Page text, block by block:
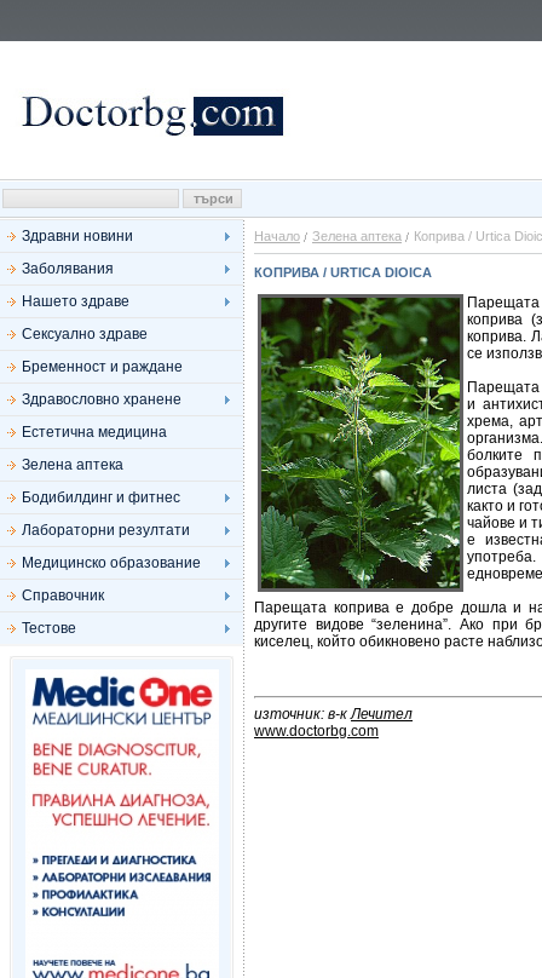
Здравни новини
Заболявания
Нашето здраве
Сексуално здраве
Бременност и раждане
Здравословно хранене
Естетична медицина
Зелена аптека
Бодибилдинг и фитнес
Лабораторни резултати
Медицинско образование
Справочник
Тестове
Начало Зелена аптека Коприва / Urtica
КОПРИВА / URTICA DIOICA
коприва
коприва.
се
Парещата
и
хрема,
болките
листа
както и
чайове и
е
Парещата коприва е добре дошла и
другите видове “зеленина”. Ако при
киселец, който обикновено расте
източник: в-кЛечител
www.doctorbg.com